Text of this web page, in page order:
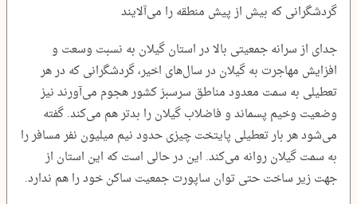
گردشگرانی که بیش از پیش منطقه را می‌آلایند
جدای از سرانه جمعیتی بالا در استان گیلان به نسبت وسعت و
افزایش مهاجرت به گیلان در سال‌های اخیر، گردشگرانی که در هر
تعطیلی به سمت معدود مناطق سرسبز کشور هجوم می‌آورند نیز
وضعیت وخیم پسماند و فاضلاب گیلان را بدتر هم می‌کند. گفته
می‌شود هر بار تعطیلی پایتخت چیزی حدود نیم میلیون نفر مسافر را
به سمت گیلان روانه می‌کند. این در حالی است که این استان از
جهت زیر ساخت حتی توان ساپورت جمعیت ساکن خود را هم ندارد.